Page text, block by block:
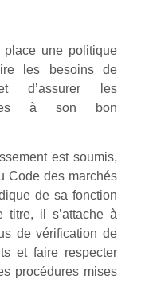
une politique
les besoins de
d’assurer les
à son bon
est soumis,
Code des marchés
de sa fonction
titre, il s’attache à
de vérification de
et faire respecter
procédures mises